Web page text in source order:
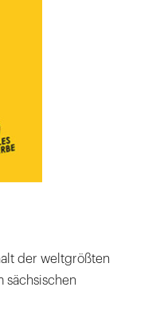
der weltgrößten
sächsischen